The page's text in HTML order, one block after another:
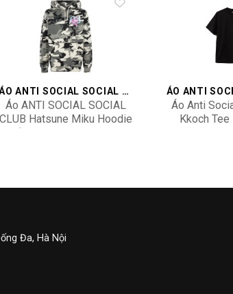
ÁO ANTI SOCIAL SOCIAL CLUB
Áo ANTI SOCIAL SOCIAL
CLUB Hatsune Miku Hoodie
‘Good Smile Racing’
Áo Anti
Kkoch
Đa, Hà Nội